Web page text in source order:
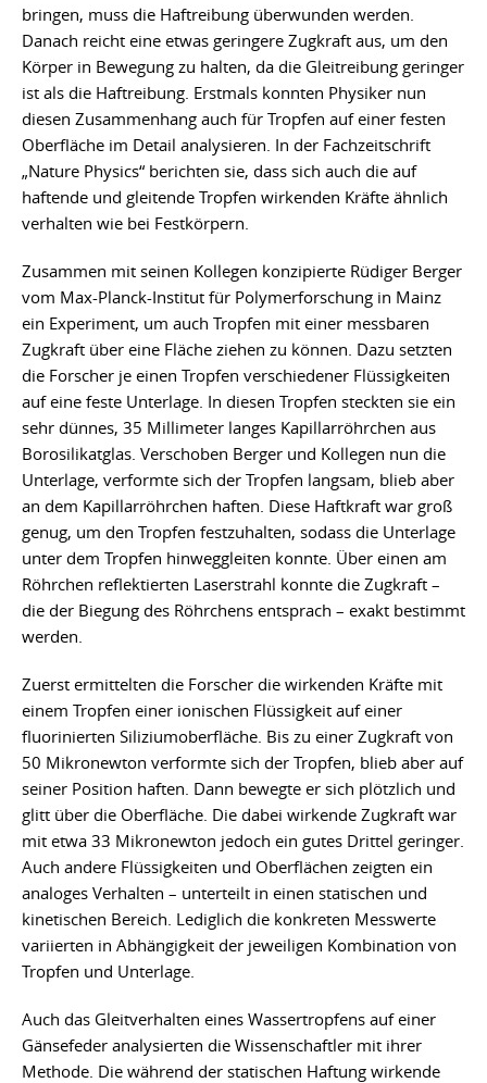
bringen, muss die Haftreibung überwunden werden.
Danach reicht eine etwas geringere Zugkraft aus, um den
Körper in Bewegung zu halten, da die Gleitreibung geringer
ist als die Haftreibung. Erstmals konnten Physiker nun
diesen Zusammenhang auch für Tropfen auf einer festen
Oberfläche im Detail analysieren. In der Fachzeitschrift
„Nature Physics“ berichten sie, dass sich auch die auf
haftende und gleitende Tropfen wirkenden Kräfte ähnlich
verhalten wie bei Festkörpern.
Zusammen mit seinen Kollegen konzipierte Rüdiger Berger
vom Max-Planck-Institut für Polymerforschung in Mainz
ein Experiment, um auch Tropfen mit einer messbaren
Zugkraft über eine Fläche ziehen zu können. Dazu setzten
die Forscher je einen Tropfen verschiedener Flüssigkeiten
auf eine feste Unterlage. In diesen Tropfen steckten sie ein
sehr dünnes, 35 Millimeter langes Kapillarröhrchen aus
Borosilikatglas. Verschoben Berger und Kollegen nun die
Unterlage, verformte sich der Tropfen langsam, blieb aber
an dem Kapillarröhrchen haften. Diese Haftkraft war groß
genug, um den Tropfen festzuhalten, sodass die Unterlage
unter dem Tropfen hinweggleiten konnte. Über einen am
Röhrchen reflektierten Laserstrahl konnte die Zugkraft –
die der Biegung des Röhrchens entsprach – exakt bestimmt
werden.
Zuerst ermittelten die Forscher die wirkenden Kräfte mit
einem Tropfen einer ionischen Flüssigkeit auf einer
fluorinierten Siliziumoberfläche. Bis zu einer Zugkraft von
50 Mikronewton verformte sich der Tropfen, blieb aber auf
seiner Position haften. Dann bewegte er sich plötzlich und
glitt über die Oberfläche. Die dabei wirkende Zugkraft war
mit etwa 33 Mikronewton jedoch ein gutes Drittel geringer.
Auch andere Flüssigkeiten und Oberflächen zeigten ein
analoges Verhalten – unterteilt in einen statischen und
kinetischen Bereich. Lediglich die konkreten Messwerte
variierten in Abhängigkeit der jeweiligen Kombination von
Tropfen und Unterlage.
Auch das Gleitverhalten eines Wassertropfens auf einer
Gänsefeder analysierten die Wissenschaftler mit ihrer
Methode. Die während der statischen Haftung wirkende